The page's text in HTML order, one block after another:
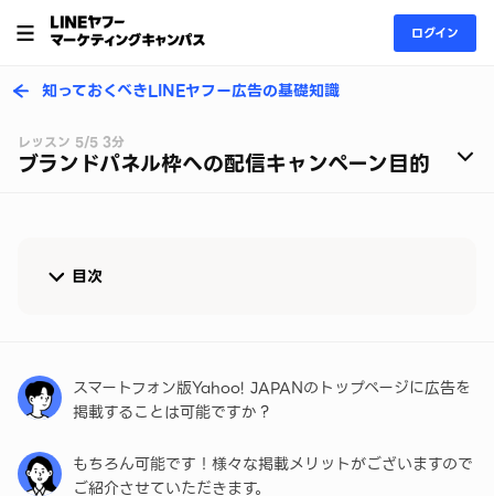
ログイン
知っておくべきLINEヤフー広告の基礎知識
レッスン 5/5 3分
ブランドパネル枠への配信キャンペーン目的
目次
コンバージョン獲得やサイト誘導に！期待できる広告
効果は？
出稿目的にあわせてキャンペーン目的を選択
スマートフォン版Yahoo! JAPANのトップページに広告を
掲載することは可能ですか？
もちろん可能です！様々な掲載メリットがございますので
ご紹介させていただきます。